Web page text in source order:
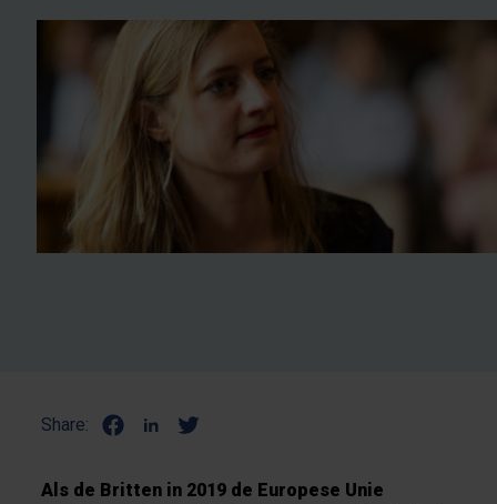
Share:
Als de Britten in 2019 de Europese Unie